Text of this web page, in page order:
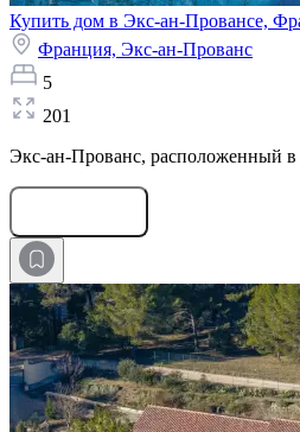
Купить дом в Экс-ан-Провансе,
Франция, Экс-ан-Прованс
5
201
Экс-ан-Прованс, расположенный в